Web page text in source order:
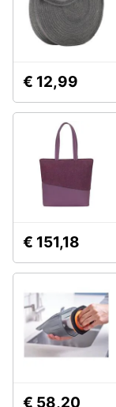
€ 12,99
€ 151,18
€ 58,20